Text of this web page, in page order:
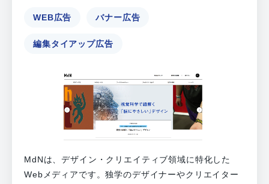
WEB広告 バナー広告
編集タイアップ広告
MdNは、デザイン・クリエイティブ領域に特化した
Webメディアです。独学のデザイナーやクリエイター